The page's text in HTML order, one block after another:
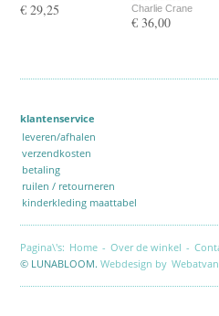
€ 29,25 Charlie Crane
€ 36,00
klantenservice
leveren/afhalen
verzendkosten
betaling
ruilen / retourneren
kinderkleding maattabel
Pagina\'s: Home - Over de winkel -
© LUNABLOOM. Webdesign by